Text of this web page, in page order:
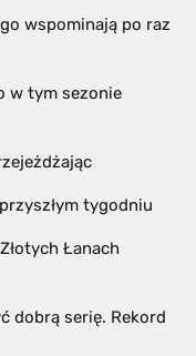
wspominają po raz
w tym sezonie
tygodniu
Łanach
dobrą serię. Rekord